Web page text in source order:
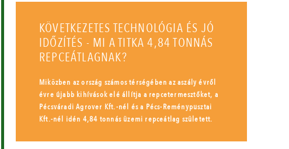
KÖVETKEZETES TECHNOLÓGIA ÉS JÓ
IDŐZÍTÉS - MI A TITKA 4,84 TONNÁS
REPCEÁTLAGNAK?
Miközben az ország számos térségében az aszály évről
évre újabb kihívások elé állítja a repcetermesztőket, a
Pécsváradi Agrover Kft.-nél és a Pécs-Reménypusztai
Kft.-nél idén 4,84 tonnás üzemi repceátlag született.